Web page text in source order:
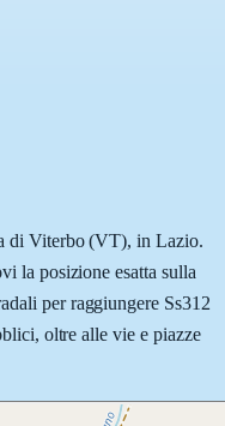
di Viterbo (VT), in Lazio.
la posizione esatta sulla
per raggiungere Ss312
oltre alle vie e piazze